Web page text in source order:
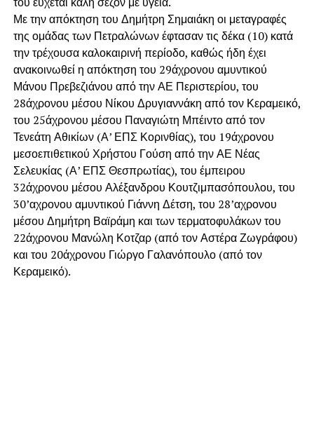
Με την απόκτηση του Δημήτρη Σημαιάκη οι μεταγραφές
της ομάδας των Πετραλώνων έφτασαν τις δέκα (10) κατά
την τρέχουσα καλοκαιρινή περίοδο, καθώς ήδη έχει
ανακοινωθεί η απόκτηση του 29άχρονου αμυντικού
Μάνου Πρεβεζιάνου από την ΑΕ Περιστερίου, του
28άχρονου μέσου Νίκου Δρυγιαννάκη από τον Κεραμεικό,
του 25άχρονου μέσου Παναγιώτη Μπέιντο από τον
Τενεάτη Αθικίων (Α’ ΕΠΣ Κορινθίας), του 19άχρονου
μεσοεπιθετικού Χρήστου Γούση από την ΑΕ Νέας
Σελευκίας (Α’ ΕΠΣ Θεσπρωτίας), του έμπειρου
32άχρονου μέσου Αλέξανδρου Κουτζιμπασόπουλου, του
30’αχρονου αμυντικού Γιάννη Δέτση, του 28’αχρονου
μέσου Δημήτρη Βαϊράμη και των τερματοφυλάκων του
22άχρονου Μανώλη Κοτζαρ (από τον Αστέρα Ζωγράφου)
και του 20άχρονου Γιώργο Γαλανόπουλο (από τον
Κεραμεικό).